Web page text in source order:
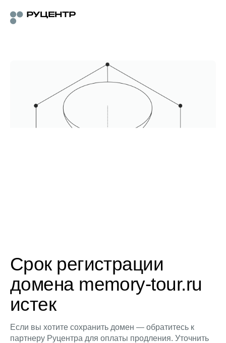
Срок регистрации
домена memory-tour.ru
истек
Если вы хотите сохранить домен — обратитесь к
партнеру Руцентра для оплаты продления. Уточнить